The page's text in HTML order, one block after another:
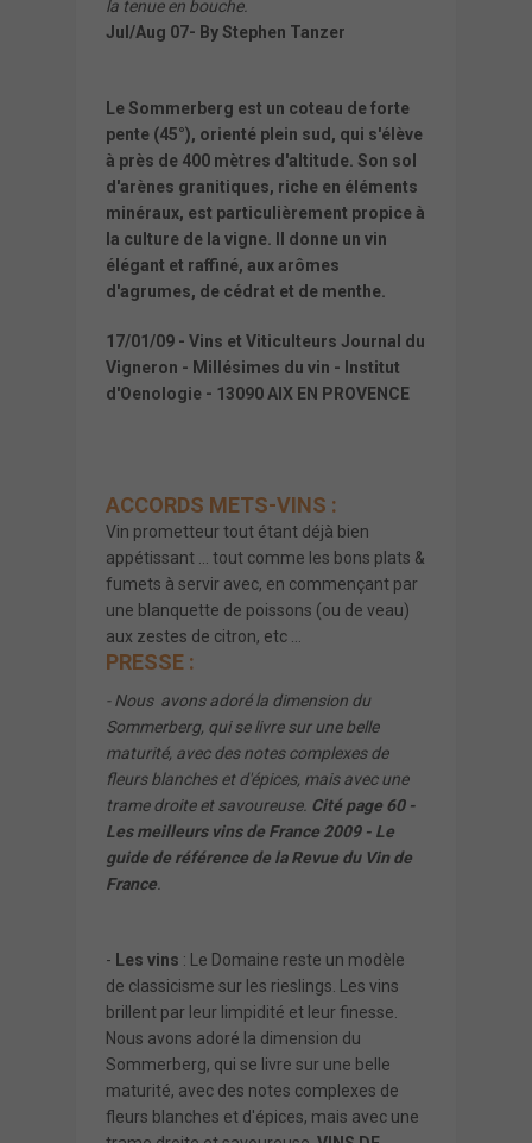
la tenue en bouche.
Jul/Aug 07- By Stephen Tanzer
Le Sommerberg est un coteau de forte
pente (45°), orienté plein sud, qui s'élève
à près de 400 mètres d'altitude. Son sol
d'arènes granitiques, riche en éléments
minéraux, est particulièrement propice à
la culture de la vigne. Il donne un vin
élégant et raffiné, aux arômes
d'agrumes, de cédrat et de menthe.
17/01/09 - Vins et Viticulteurs Journal du
Vigneron - Millésimes du vin - Institut
d'Oenologie - 13090 AIX EN PROVENCE
ACCORDS METS-VINS :
Vin prometteur tout étant déjà bien
appétissant … tout comme les bons plats &
fumets à servir avec, en commençant par
une blanquette de poissons (ou de veau)
aux zestes de citron, etc …
PRESSE :
- Nous avons adoré la dimension du
Sommerberg, qui se livre sur une belle
maturité, avec des notes complexes de
fleurs blanches et d'épices, mais avec une
trame droite et savoureuse. Cité page 60 -
Les meilleurs vins de France 2009 - Le
guide de référence de la Revue du Vin de
France
- Les vins : Le Domaine reste un modèle
de classicisme sur les rieslings. Les vins
brillent par leur limpidité et leur finesse.
Nous avons adoré la dimension du
Sommerberg, qui se livre sur une belle
maturité, avec des notes complexes de
fleurs blanches et d'épices, mais avec une